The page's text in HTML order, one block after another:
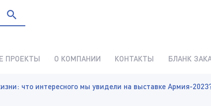
ПРОЕКТЫ О КОМПАНИИ КОНТАКТЫ БЛАНК
что интересного мы увидели на выставке Армия-